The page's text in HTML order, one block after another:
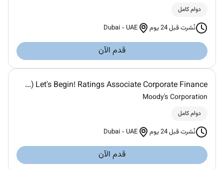
دوام كامل
نُشرت قبل 24 يوم Dubai -UAE
قدم الآن
Let's Begin! Ratings Associate Corporate Finance (...
Moody's Corporation
دوام كامل
نُشرت قبل 24 يوم Dubai -UAE
قدم الآن